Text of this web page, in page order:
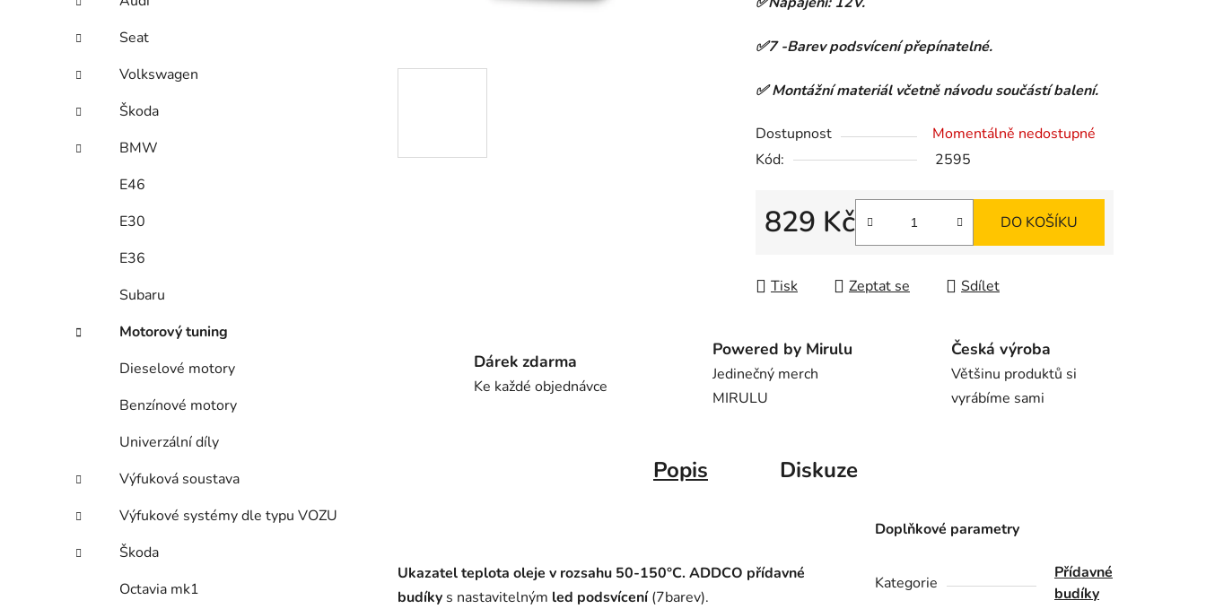
p
a
e
l
Seat
Volkswagen
Škoda
BMW
E46
E30
E36
Subaru
Motorový tuning
Dieselové motory
Benzínové motory
Univerzální díly
Výfuková soustava
Výfukové systémy dle typu VOZU
Škoda
Octavia mk1
z
✅7 -Barev podsvícení přepínatelné.
✅ Montážní materiál včetně návodu součástí balení.
Dostupnost
Momentálně nedostupné
Kód:
2595
829 Kč DO KOŠÍKU
Tisk Zeptat se Sdílet
Dárek zdarma
Ke každé objednávce
Powered by Mirulu
Jedinečný merch
MIRULU
Česká výroba
Většinu produktů si
vyrábíme sami
Popis Diskuze
Ukazatel teplota oleje v rozsahu 50-150°C. ADDCO přídavné
budíky s nastavitelným led podsvícení(7barev).
Doplňkové parametry
Kategorie
Přídavné
budíky